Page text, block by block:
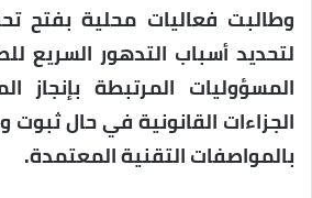
وطالبت فعاليات محلية بفتح
لتحديد أسباب التدهور السريع
المسؤوليات المرتبطة بإنجاز
الجزاءات القانونية في حال ثبوت
بالمواصفات التقنية المعتمدة.